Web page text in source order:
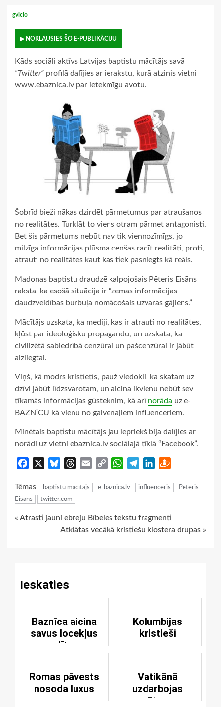
gviclo
▶ NOKLAUSIES ŠO E-PUBLIKĀCIJU
Kāds sociāli aktīvs Latvijas baptistu mācītājs savā
“Twitter” profilā dalījies ar ierakstu, kurā atzinis vietni
www.ebaznica.lv par ietekmīgu avotu.
Šobrīd bieži nākas dzirdēt pārmetumus par atraušanos
no realitātes. Turklāt to viens otram pārmet antagonisti.
Bet šis pārmetums nebūt nav tik viennozīmīgs, jo
milzīga informācijas plūsma cenšas radīt realitāti, proti,
atrauti no realitātes kaut kas tiek pasniegts kā reāls.
Madonas baptistu draudzē kalpojošais Pēteris Eisāns
raksta, ka esošā situācija ir “zemas informācijas
daudzveidības burbuļa nomācošais uzvaras gājiens.”
Mācītājs uzskata, ka mediji, kas ir atrauti no realitātes,
kļūst par ideoloģisku propagandu, un uzskata, ka
civilizētā sabiedrībā cenzūrai un pašcenzūrai ir jābūt
aizliegtai.
Viņš, kā modrs kristietis, pauž viedokli, ka skatam uz
dzīvi jābūt līdzsvarotam, un aicina ikvienu nebūt sev
tīkamās informācijas gūsteknim, kā arī norāda uz e-
BAZNĪCU kā vienu no galvenajiem influenceriem.
Minētais baptistu mācītājs jau iepriekš bija dalījies ar
norādi uz vietni ebaznica.lv sociālajā tīklā “Facebook”.
Facebook BlueskyThreads
Email
Copy
WhatsApp
TelegramLinkedIn
Tēmas: baptistu mācītājs e-baznica.lv influenceris
Pēteris
Eisāns
twitter.com
Continue
« Atrasti jauni ebreju Bībeles tekstu fragmenti
Atklātas vecākā kristiešu klostera drupas »
Ieskaties
Baznīca aicina
savus locekļus
sodīt par
Kolumbijas
kristieši
Romas pāvests
nosoda luxus
Vatikānā
uzdarbojas
sātans